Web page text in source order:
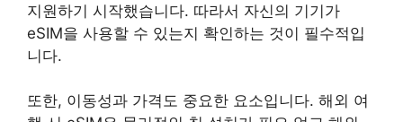
지원하기 시작했습니다. 따라서 자신의 기기가
eSIM을 사용할 수 있는지 확인하는 것이 필수적입
니다.
또한, 이동성과 가격도 중요한 요소입니다. 해외 여